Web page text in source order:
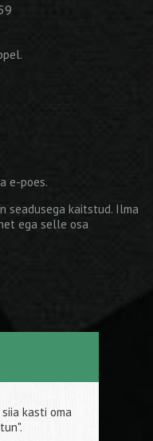
e-poes.
seadusega kaitstud. Ilma
ega selle osa
kasti oma